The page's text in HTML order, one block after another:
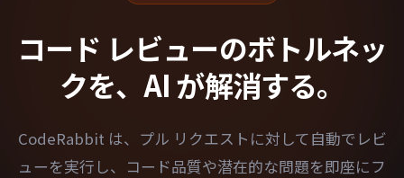
コード レビューのボトルネッ
クを、AI が解消する。
CodeRabbit は、プル リクエストに対して自動でレビ
ューを実行し、コード品質や潜在的な問題を即座にフ